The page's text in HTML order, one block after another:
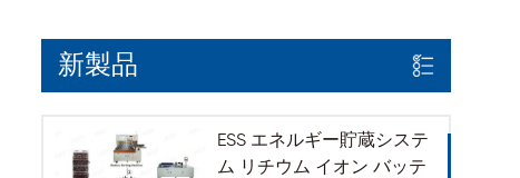
新製品
ESS エネルギー貯蔵システ
ム リチウム イオン バッテ